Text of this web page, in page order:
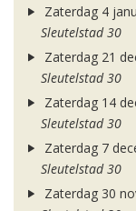
Zaterdag 4
Sleutelstad 30
Zaterdag 21
Sleutelstad 30
Zaterdag 14
Sleutelstad 30
Zaterdag 7
Sleutelstad 30
Zaterdag 30